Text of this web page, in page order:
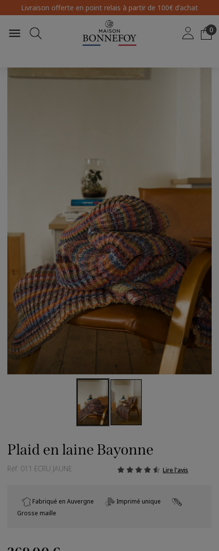
Livraison offerte en point relais à partir de 100€ d'achat
 0
Plaid en laine Bayonne
Réf. 011 ECRU JAUNE Lire l'avis
Fabriqué en Auvergne
Imprimé unique
Grosse maille